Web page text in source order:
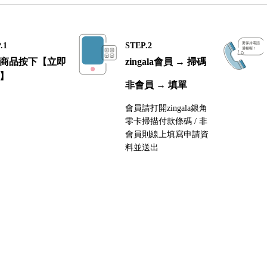
品按下【立即
STEP.2
zingala會員 → 掃碼
非會員 → 填單
會員請打開zingala銀角
零卡掃描付款條碼 / 非
會員則線上填寫申請資
料並送出